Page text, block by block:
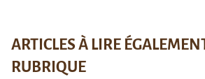
ARTICLES À LIRE
RUBRIQUE